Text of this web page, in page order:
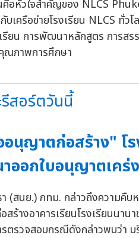
คือหัวใจสำคัญของ NLCS
เครือข่ายโรงเรียน NLCS ทั่ว
ยน การพัฒนาหลักสูตร การส
ณภาพการศึกษา
รีสอร์ตวันนี้
นุญาตก่อสร้าง" โ
ออกใบอนุญาตเคร่
(สนย.) กทม. กล่าวถึงความ
สร้างอาคารเรียนโรงเรียนน
รตรวจสอบกรณีดังกล่าวพบว่